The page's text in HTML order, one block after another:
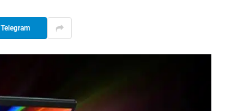
Telegram